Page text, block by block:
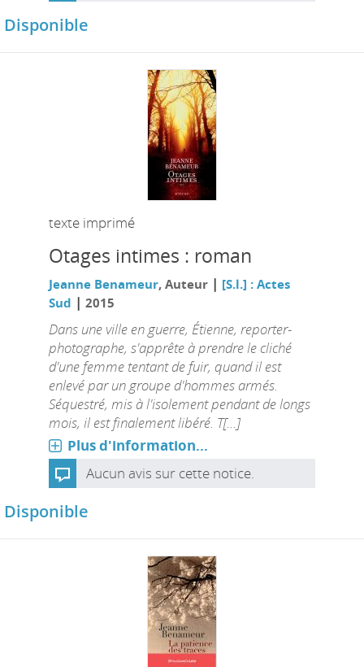
Disponible
texte imprimé
Otages intimes : roman
Jeanne Benameur, Auteur | [S.l.] : Actes
Sud | 2015
Dans une ville en guerre, Étienne, reporter-
photographe, s'apprête à prendre le cliché
d'une femme tentant de fuir, quand il est
enlevé par un groupe d'hommes armés.
Séquestré, mis à l'isolement pendant de longs
mois, il est finalement libéré. T[...]
Plus d'information...
Aucun avis sur cette notice.
Disponible